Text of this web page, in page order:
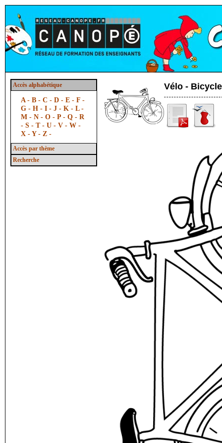
Accès alphabétique
A - B - C - D - E - F -
G - H - I - J - K - L -
M - N - O - P - Q - R
- S - T - U - V - W -
X -Y - Z -
Accès par thème
Recherche
Vélo -